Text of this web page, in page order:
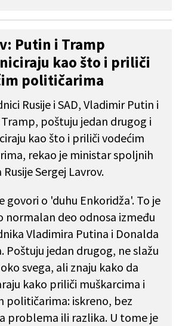
Putin i Tramp
kao što i priliči
političarima
Rusije i SAD, Vladimir Putin i
poštuju jedan drugog i
kao što i priliči vodećim
rekao je ministar spoljnih
Sergej Lavrov.
govori o 'duhu Enkoridža'. To je
normalan deo odnosa između
Vladimira Putina i Donalda
Poštuju jedan drugog, ne slažu
svega, ali znaju kako da
kako priliči muškarcima i
političarima: iskreno, bez
problema ili razlika. U tome je